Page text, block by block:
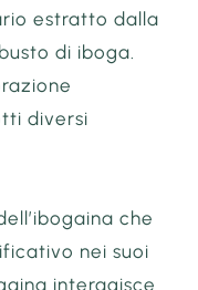
estratto dalla
di iboga.
diversi
che
nei suoi
interagisce